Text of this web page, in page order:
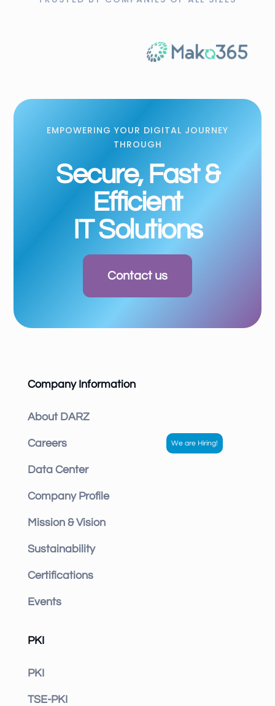
EMPOWERING YOUR DIGITAL JOURNEY
THROUGH
Secure, Fast &
Efficient
IT Solutions
Contact us
Company Information
About DARZ
Careers
Data Center
Company Profile
Mission & Vision
Sustainability
Certifications
Events
PKI
PKI
TSE-PKI